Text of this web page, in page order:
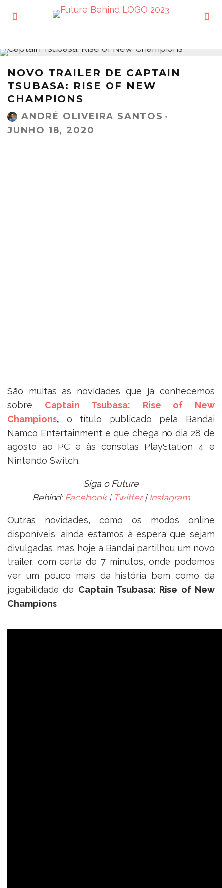
NOVO TRAILER DE CAPTAIN
TSUBASA: RISE OF NEW
CHAMPIONS
ANDRÉ OLIVEIRA SANTOS ·
JUNHO 18, 2020
São muitas as novidades que já conhecemos
sobre Captain Tsubasa: Rise of New
Champions, o título publicado pela Bandai
Namco Entertainment e que chega no dia 28 de
agosto ao PC e às consolas PlayStation 4 e
Nintendo Switch.
Siga o Future
Behind: Facebook| Twitter|Instagram
Outras novidades, como os modos online
disponíveis, ainda estamos à espera que sejam
divulgadas, mas hoje a Bandai partilhou um novo
trailer, com certa de 7 minutos, onde podemos
ver um pouco mais da história bem como da
jogabilidade de Captain Tsubasa: Rise of New
Champions